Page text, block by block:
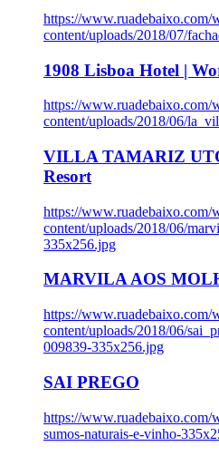
https://www.ruadebaixo.com/
content/uploads/2018/07/
1908 Lisboa Hotel |
https://www.ruadebaixo.com/
content/uploads/2018/06/
VILLA TAMARIZ
Resort
https://www.ruadebaixo.com/
content/uploads/2018/06/
335x256.jpg
MARVILA AOS
https://www.ruadebaixo.com/
content/uploads/2018/06/
009839-335x256.jpg
SAI PREGO
https://www.ruadebaixo.com/
sumos-naturais-e-vinho-